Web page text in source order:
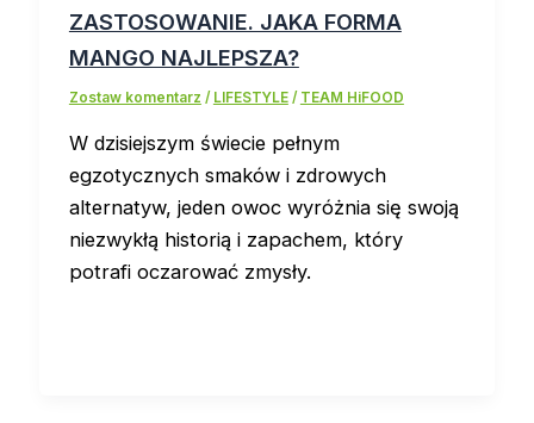
ZASTOSOWANIE. JAKA FORMA
MANGO NAJLEPSZA?
Zostaw komentarz / LIFESTYLE/ TEAM HiFOOD
W dzisiejszym świecie pełnym
egzotycznych smaków i zdrowych
alternatyw, jeden owoc wyróżnia się swoją
niezwykłą historią i zapachem, który
potrafi oczarować zmysły.